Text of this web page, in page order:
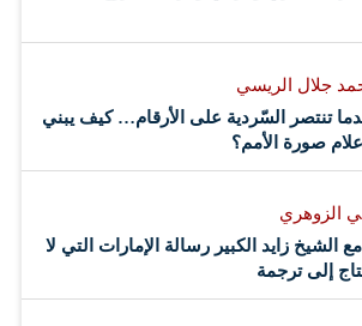
جلال الريسي
تنتصر السّردية على الأرقام… كيف يبني
صورة الأمم؟
الزوهري
الشيخ زايد الكبير رسالة الإمارات التي لا
إلى ترجمة